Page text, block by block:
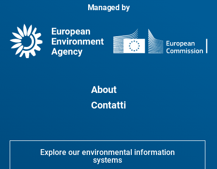
Managed by
About
Contatti
Explore our environmental information
systems